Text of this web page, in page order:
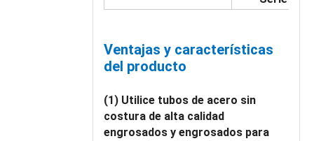
Ventajas y características
del producto
(1) Utilice tubos de acero sin
costura de alta calidad
engrosados ​​y engrosados ​​para